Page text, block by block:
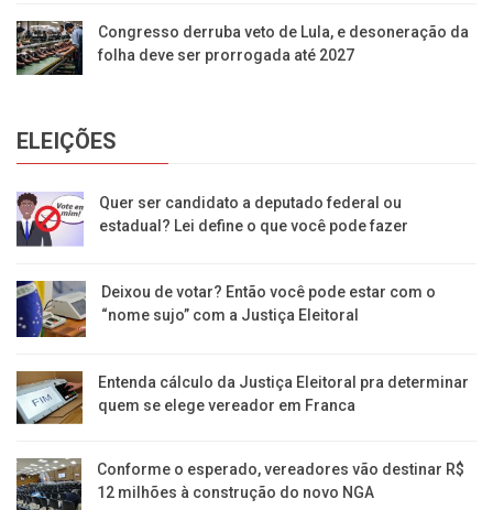
Congresso derruba veto de Lula, e desoneração da
folha deve ser prorrogada até 2027
ELEIÇÕES
Quer ser candidato a deputado federal ou
estadual? Lei define o que você pode fazer
Deixou de votar? Então você pode estar com o
“nome sujo” com a Justiça Eleitoral
Entenda cálculo da Justiça Eleitoral pra determinar
quem se elege vereador em Franca
Conforme o esperado, vereadores vão destinar R$
12 milhões à construção do novo NGA